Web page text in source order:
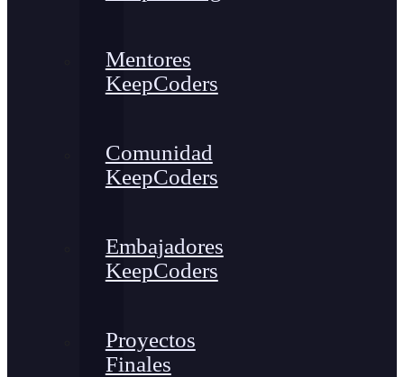
Mentores
KeepCoders
Comunidad
KeepCoders
Embajadores
KeepCoders
Proyectos
Finales